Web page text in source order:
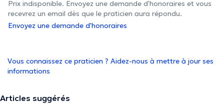
Prix indisponible. Envoyez une demande d'honoraires et vous
recevrez un email dès que le praticien aura répondu.
Envoyez une demande d'honoraires
Vous connaissez ce praticien ? Aidez-nous à mettre à jour ses
informations
Articles suggérés